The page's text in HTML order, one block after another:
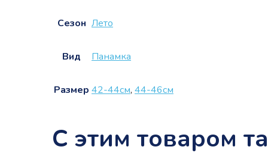
Сезон Лето
Вид Панамка
Размер 42-44см, 44-46см
С этим товаром